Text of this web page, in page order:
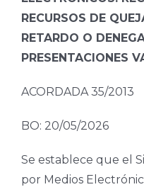
RECURSOS DE
RETARDO O
PRESENTACIONES
ACORDADA 35/2013
BO: 20/05/2026
Se establece que el
por Medios